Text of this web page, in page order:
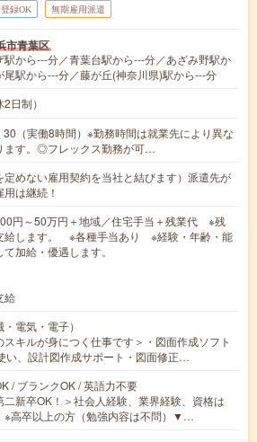
録OK 無期雇用派遣
市青葉区
駅から---分／青葉台駅から---分／あざみ野駅か
尾駅から---分／藤が丘(神奈川県)駅から---分
日制）
（実働8時間）※勤務時間は就業先により異な
ます。◎フレックス勤務が可…
定めない雇用契約を当社と結びます）派遣先が
は継続！
円～50万円＋地域／住宅手当＋残業代 ※残
給します。 ※各種手当あり ※経験・年齢・能
加給・優遇します。
給
電気・電子）
スキルが身につく仕事です＞・図面作成ソフト
い、設計図作成サポート・図面修正…
/ ブランクOK / 英語力不要
二新卒OK！＞社会人経験、業界経験、資格は
※高卒以上の方（勉強内容は不問）▼…